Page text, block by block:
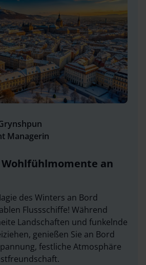
Managerin
an
des Winters an Bord
Flussschiffe! Während
Landschaften und funkelnde
genießen Sie an Bord
festliche Atmosphäre